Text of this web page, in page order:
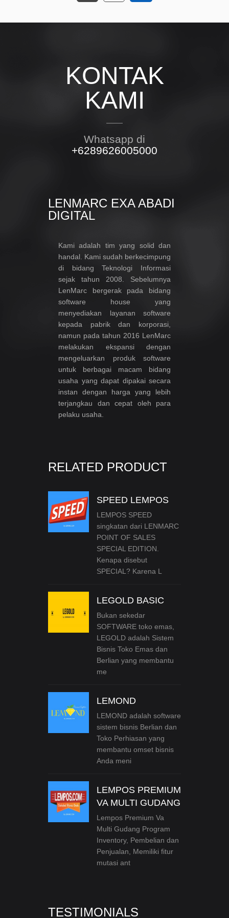
KONTAK
KAMI
Whatsapp di
+6289626005000
LENMARC EXA ABADI
DIGITAL
Kami adalah tim yang solid dan
handal. Kami sudah berkecimpung
di bidang Teknologi Informasi
sejak tahun 2008. Sebelumnya
LenMarc bergerak pada bidang
software house yang
menyediakan layanan software
kepada pabrik dan korporasi,
namun pada tahun 2016 LenMarc
melakukan ekspansi dengan
mengeluarkan produk software
untuk berbagai macam bidang
usaha yang dapat dipakai secara
instan dengan harga yang lebih
terjangkau dan cepat oleh para
pelaku usaha.
RELATED PRODUCT
SPEED LEMPOS
LEMPOS SPEED
singkatan dari LENMARC
POINT OF SALES
SPECIAL EDITION.
Kenapa disebut
SPECIAL? Karena L
LEGOLD BASIC
Bukan sekedar
SOFTWARE toko emas,
LEGOLD adalah Sistem
Bisnis Toko Emas dan
Berlian yang membantu
me
LEMOND
LEMOND adalah software
sistem bisnis Berlian dan
Toko Perhiasan yang
membantu omset bisnis
Anda meni
LEMPOS PREMIUM
VA MULTI GUDANG
Lempos Premium Va
Multi Gudang Program
Inventory, Pembelian dan
Penjualan, Memiliki fitur
mutasi ant
TESTIMONIALS